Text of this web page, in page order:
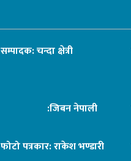
सम्पादक: चन्दा क्षेत्री
:जिबन नेपाली
फोटो पत्रकार: राकेश भण्डारी